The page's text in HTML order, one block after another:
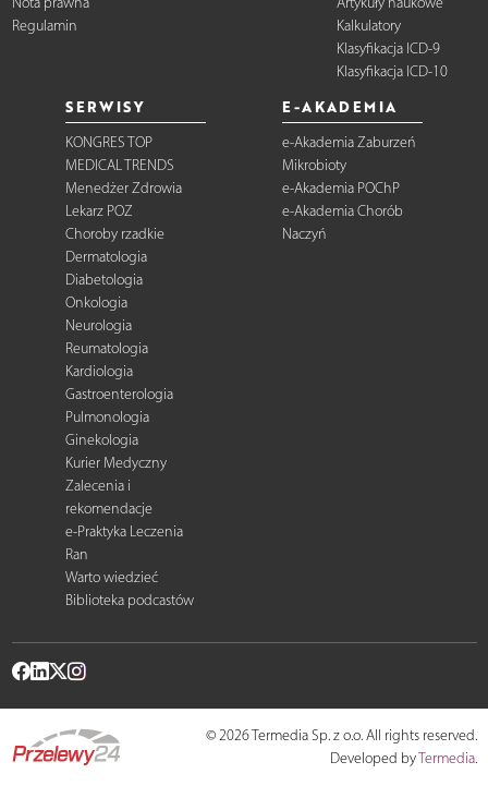
Regulamin
Kalkulatory
Klasyfikacja ICD-9
Klasyfikacja ICD-10
SERWISY
KONGRES TOP
MEDICAL TRENDS
Menedżer Zdrowia
Lekarz POZ
Choroby rzadkie
Dermatologia
Diabetologia
Onkologia
Neurologia
Reumatologia
Kardiologia
Gastroenterologia
Pulmonologia
Ginekologia
Kurier Medyczny
Zalecenia i
rekomendacje
e-Praktyka Leczenia
Ran
Warto wiedzieć
Biblioteka podcastów
E-AKADEMIA
e-Akademia Zaburzeń
Mikrobioty
e-Akademia POChP
e-Akademia Chorób
Naczyń
© 2026 Termedia Sp. z o.o. All rights reserved.
Developed byTermedia.